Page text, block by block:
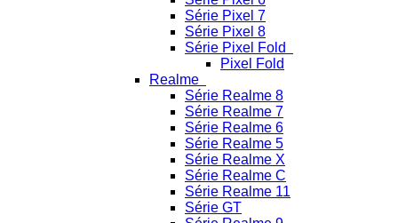
Série Pixel 7
Série Pixel 8
Série Pixel Fold
Pixel Fold
Realme
Série Realme 8
Série Realme 7
Série Realme 6
Série Realme 5
Série Realme X
Série Realme C
Série Realme 11
Série GT